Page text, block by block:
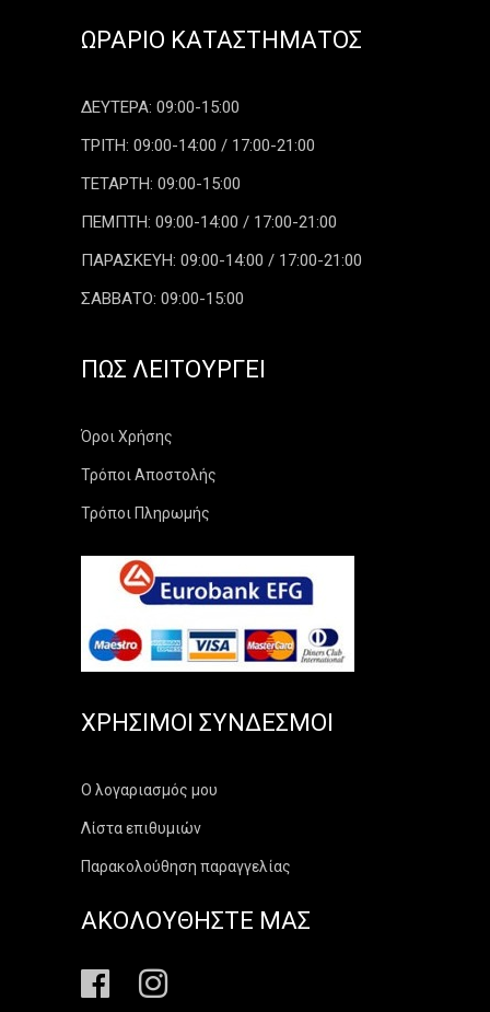
ΩΡΆΡΙΟ ΚΑΤΑΣΤΉΜΑΤΟΣ
ΔΕΥΤΕΡΑ: 09:00-15:00
ΤΡΙΤΗ: 09:00-14:00 / 17:00-21:00
ΤΕΤΑΡΤΗ: 09:00-15:00
ΠΕΜΠΤΗ: 09:00-14:00 / 17:00-21:00
ΠΑΡΑΣΚΕΥΗ: 09:00-14:00 / 17:00-21:00
ΣΑΒΒΑΤΟ: 09:00-15:00
ΠΏΣ ΛΕΙΤΟΥΡΓΕΊ
Όροι Χρήσης
Τρόποι Αποστολής
Τρόποι Πληρωμής
ΧΡΉΣΙΜΟΙ ΣΎΝΔΕΣΜΟΙ
Ο λογαριασμός μου
Λίστα επιθυμιών
Παρακολούθηση παραγγελίας
ΑΚΟΛΟΥΘΗΣΤΕ ΜΑΣ